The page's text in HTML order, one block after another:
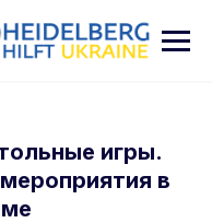
игры.
в